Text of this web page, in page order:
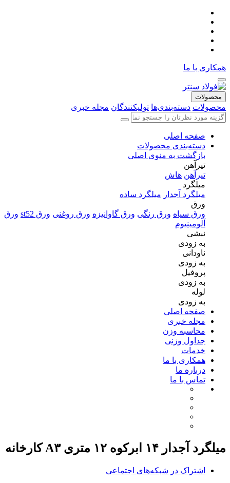
همکاری با ما
محصولات
محصولات دسته‌بندی‌ها تولیکنندگان مجله خبری
صفحه اصلی
دسته‌بندی محصولات
بازگشت به منوی اصلی
تیرآهن
تیرآهن هاش
میلگرد
میلگرد آجدار میلگرد ساده
ورق
ورق سیاه ورق رنگی ورق گاوانیزه ورق روغنی ورق st52
ورق
آلومینیوم
نبشی
به زودی
ناودانی
به زودی
پروفیل
به زودی
لوله
به زودی
صفحه اصلی
مجله خبری
محاسبه وزن
جداول وزنی
خدمات
همکاری با ما
درباره ما
تماس با ما
میلگرد آجدار ۱۴ ابرکوه ۱۲ متری A۳ کارخانه
اشتراک در شبکه‌های اجتماعی